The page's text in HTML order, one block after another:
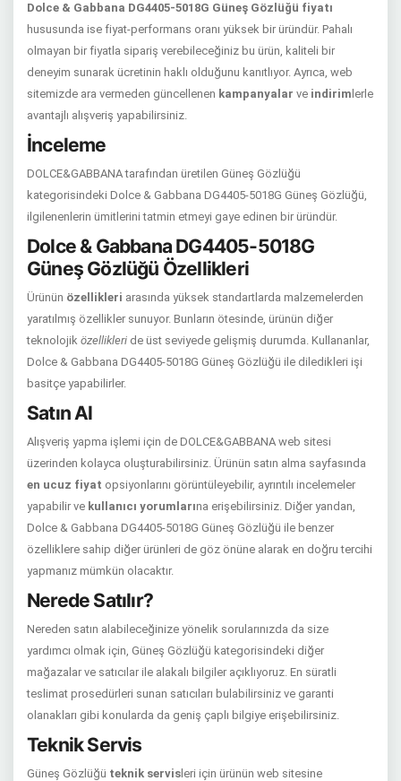
Dolce & Gabbana DG4405-5018G Güneş Gözlüğü fiyatı
hususunda ise fiyat-performans oranı yüksek bir üründür. Pahalı
olmayan bir fiyatla sipariş verebileceğiniz bu ürün, kaliteli bir
deneyim sunarak ücretinin haklı olduğunu kanıtlıyor. Ayrıca, web
sitemizde ara vermeden güncellenen kampanyalar ve indirim lerle
avantajlı alışveriş yapabilirsiniz.
İnceleme
DOLCE&GABBANA tarafından üretilen Güneş Gözlüğü
kategorisindeki Dolce & Gabbana DG4405-5018G Güneş Gözlüğü,
ilgilenenlerin ümitlerini tatmin etmeyi gaye edinen bir üründür.
Dolce & Gabbana DG4405-5018G
Güneş Gözlüğü Özellikleri
Ürünün özellikleri arasında yüksek standartlarda malzemelerden
yaratılmış özellikler sunuyor. Bunların ötesinde, ürünün diğer
teknolojik özellikleri de üst seviyede gelişmiş durumda. Kullananlar,
Dolce & Gabbana DG4405-5018G Güneş Gözlüğü ile diledikleri işi
basitçe yapabilirler.
Satın Al
Alışveriş yapma işlemi için de DOLCE&GABBANA web sitesi
üzerinden kolayca oluşturabilirsiniz. Ürünün satın alma sayfasında
en ucuz fiyat opsiyonlarını görüntüleyebilir, ayrıntılı incelemeler
yapabilir ve kullanıcı yorumlarına erişebilirsiniz. Diğer yandan,
Dolce & Gabbana DG4405-5018G Güneş Gözlüğü ile benzer
özelliklere sahip diğer ürünleri de göz önüne alarak en doğru tercihi
yapmanız mümkün olacaktır.
Nerede Satılır?
Nereden satın alabileceğinize yönelik sorularınızda da size
yardımcı olmak için, Güneş Gözlüğü kategorisindeki diğer
mağazalar ve satıcılar ile alakalı bilgiler açıklıyoruz. En süratli
teslimat prosedürleri sunan satıcıları bulabilirsiniz ve garanti
olanakları gibi konularda da geniş çaplı bilgiye erişebilirsiniz.
Teknik Servis
Güneş Gözlüğü teknik servis leri için ürünün web sitesine